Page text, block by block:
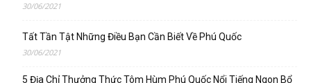
30/06/2021
Tất Tần Tật Những Điều Bạn Cần Biết Về Phú Quốc
30/06/2021
5 Địa Chỉ Thưởng Thức Tôm Hùm Phú Quốc Nổi Tiếng Ngon Bổ